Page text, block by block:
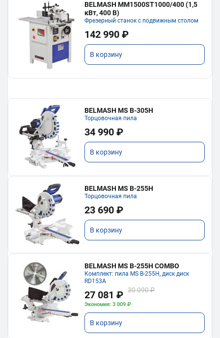
BELMASH MM1500ST1000/400 (1,5
кВт, 400 В)
Фрезерный станок с подвижным столом
142 990 ₽
В корзину
BELMASH MS B-305H
Торцовочная пила
34 990 ₽
В корзину
BELMASH MS B-255H
Торцовочная пила
23 690 ₽
В корзину
BELMASH MS B-255H COMBO
Комплект: пила MS B-255H, диск диск
RD153A
27 081 ₽ 30 090 ₽
Экономия: 3 009 ₽
В корзину